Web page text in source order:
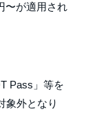
〜が適用され
Pass」等を
象外となり